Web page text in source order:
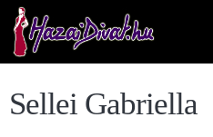
Sellei Gabriella